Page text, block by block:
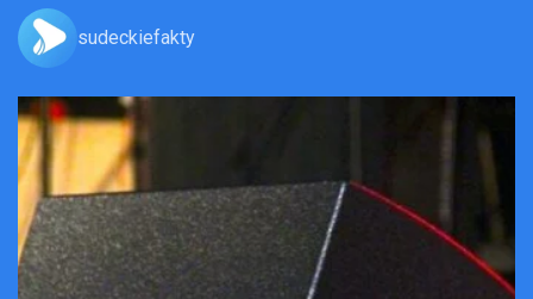
sudeckiefakty